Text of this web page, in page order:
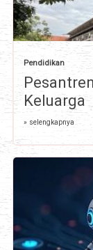
Pendidikan
Keluarga
» selengkapnya